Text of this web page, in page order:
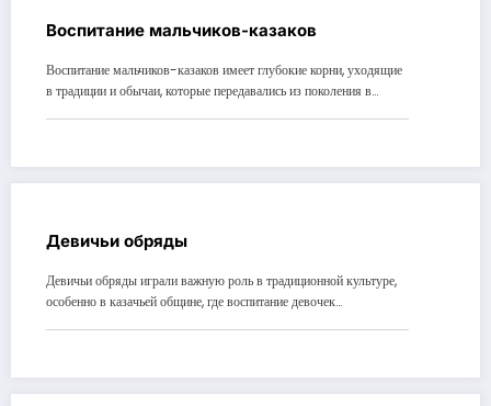
Воспитание мальчиков-казаков
Воспитание мальчиков-казаков имеет глубокие корни, уходящие
в традиции и обычаи, которые передавались из поколения в…
Девичьи обряды
Девичьи обряды играли важную роль в традиционной культуре,
особенно в казачьей общине, где воспитание девочек…